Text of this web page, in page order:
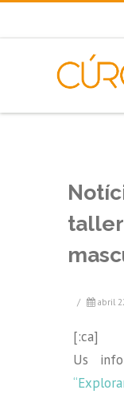
taller
/ abril
[:ca]
Us